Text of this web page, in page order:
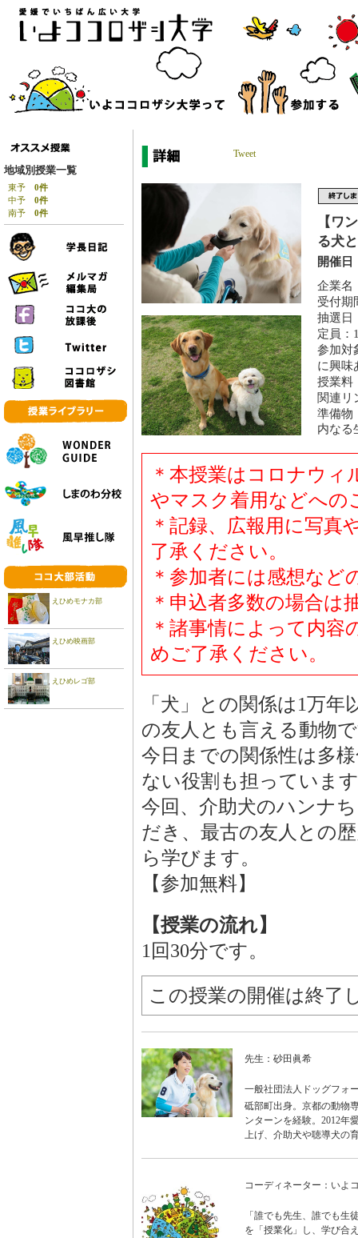
地域別授業一覧
東予 0件
中予 0件
南予 0件
えひめモナカ部
えひめ映画部
えひめレゴ部
Tweet
【ワ
る犬
開催日
企業名
受付
抽選日
定員：
参加対
に興味
授業料
関連リ
準備物
内なる
＊本授業はコロナウィ
やマスク着用などへの
＊記録、広報用に写真
了承ください。
＊参加者には感想な
＊申込者多数の場合は
＊諸事情によって内容
めご了承ください。
「犬」との関係は1万
の友人とも言える動物
今日までの関係性は多
ない役割も担っていま
今回、介助犬のハンナ
だき、最古の友人との
ら学びます。
【参加無料】
【授業の流れ】
1回30分です。
この授業の開催は終了
先生：砂田眞希
一般社団法人ドッグフォ
砥部町出身。京都の動物
ンターンを経験。2012年
上げ、介助犬や聴導犬の
コーディネーター：いよ
「誰でも先生、誰でも
を「授業化」し、学び合